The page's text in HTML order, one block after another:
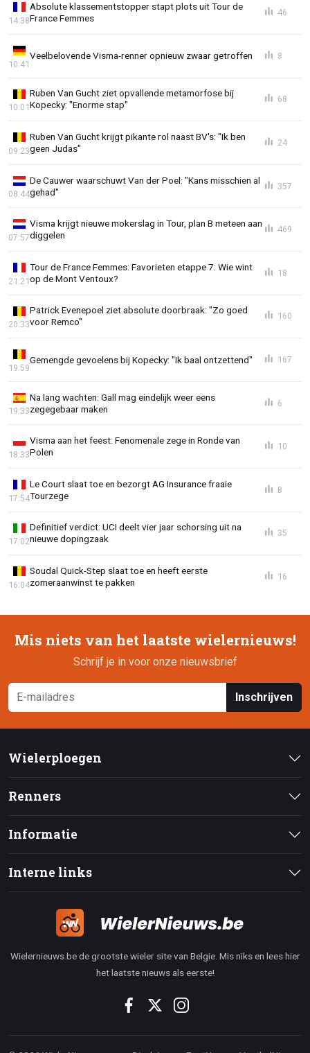
Absolute klassementstopper stapt plots uit Tour de
France Femmes
14:38
46
Veelbelovende Visma-renner opnieuw zwaar getroffen
10:41
8
Ruben Van Gucht ziet opvallende metamorfose bij
Kopecky: "Enorme stap"
10:01
68
Ruben Van Gucht krijgt pikante rol naast BV's: "Ik ben
geen Judas"
09:23
24
De Cauwer waarschuwt Van der Poel: "Kans misschien al
gehad"
08:44
357
Visma krijgt nieuwe mokerslag in Tour, plan B meteen aan
diggelen
07:57
469
Tour de France Femmes: Favorieten etappe 7: Wie wint
op de Mont Ventoux?
21:21
18
Patrick Evenepoel ziet absolute doorbraak: "Zo goed
voor Remco"
20:33
160
Gemengde gevoelens bij Kopecky: "Ik baal ontzettend"
19:59
167
Na lang wachten: Gall mag eindelijk weer eens
zegegebaar maken
19:33
6
Visma aan het feest: Fenomenale zege in Ronde van
Polen
18:33
10
Le Court slaat toe en bezorgt AG Insurance fraaie
Tourzege
17:54
8
Definitief verdict: UCI deelt vier jaar schorsing uit na
nieuwe dopingzaak
17:02
35
Soudal Quick-Step slaat toe en heeft eerste
zomeraanwinst te pakken
16:04
16
Mis niets van het laatste wielernieuws!
Schrijf je in voor onze nieuwsbrief
Inschrijven
Wielerploegen
Renners
Informatie
Interne links
Wielernieuws.be de grootste wieler site van Belgie. Mis niks en lees hier
het laatste nieuws als eerste!